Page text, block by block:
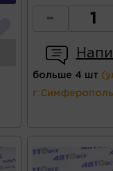
-
больше 4 шт